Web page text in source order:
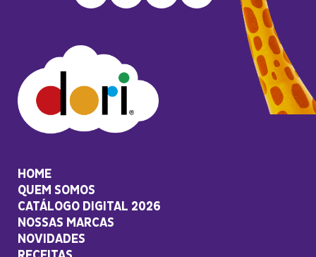
HOME
QUEM SOMOS
CATÁLOGO DIGITAL 2026
NOSSAS MARCAS
NOVIDADES